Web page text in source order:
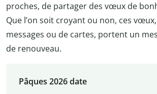
proches, de partager des vœux de
Que l’on soit croyant ou non, ces
messages ou de cartes, portent un
de renouveau.
Pâques 2026 date